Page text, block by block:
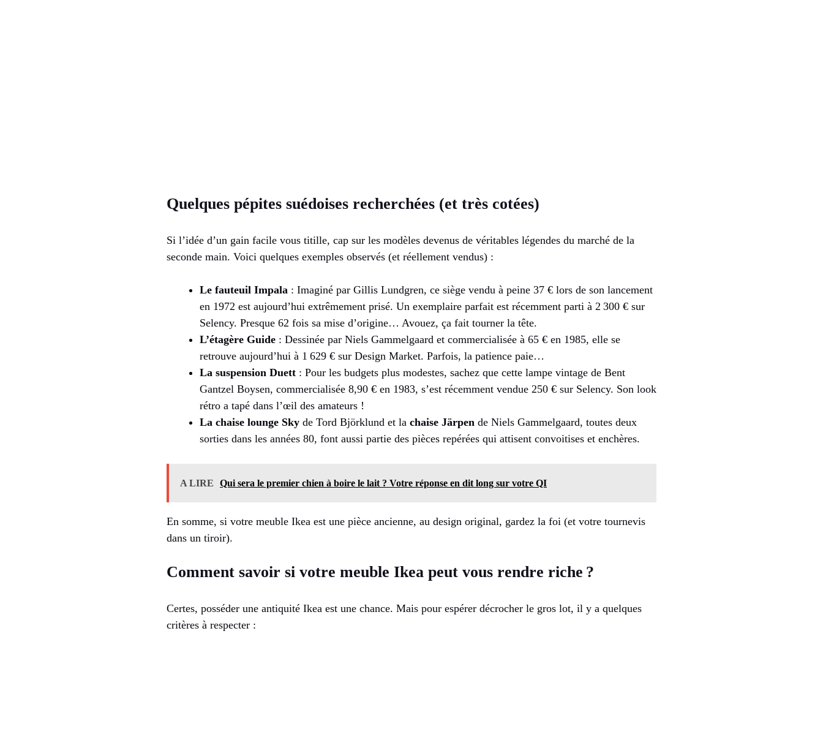
Quelques pépites suédoises recherchées (et très cotées)
Si l’idée d’un gain facile vous titille, cap sur les modèles devenus de véritables légendes du marché de la
seconde main. Voici quelques exemples observés (et réellement vendus) :
Le fauteuil Impala : Imaginé par Gillis Lundgren, ce siège vendu à peine 37 € lors de son lancement
en 1972 est aujourd’hui extrêmement prisé. Un exemplaire parfait est récemment parti à 2 300 € sur
Selency. Presque 62 fois sa mise d’origine… Avouez, ça fait tourner la tête.
L’étagère Guide : Dessinée par Niels Gammelgaard et commercialisée à 65 € en 1985, elle se
retrouve aujourd’hui à 1 629 € sur Design Market. Parfois, la patience paie…
La suspension Duett : Pour les budgets plus modestes, sachez que cette lampe vintage de Bent
Gantzel Boysen, commercialisée 8,90 € en 1983, s’est récemment vendue 250 € sur Selency. Son look
rétro a tapé dans l’œil des amateurs !
La chaise lounge Sky de Tord Björklund et la chaise Järpen de Niels Gammelgaard, toutes deux
sorties dans les années 80, font aussi partie des pièces repérées qui attisent convoitises et enchères.
A LIRE Qui sera le premier chien à boire le lait ? Votre réponse en dit long sur votre QI
En somme, si votre meuble Ikea est une pièce ancienne, au design original, gardez la foi (et votre tournevis
dans un tiroir).
Comment savoir si votre meuble Ikea peut vous rendre riche ?
Certes, posséder une antiquité Ikea est une chance. Mais pour espérer décrocher le gros lot, il y a quelques
critères à respecter :